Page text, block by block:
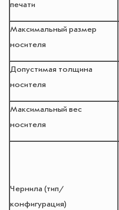
печати
Максимальный размер
носителя
Допустимая толщина
носителя
Максимальный вес
носителя
Чернила (тип/
конфигурация)